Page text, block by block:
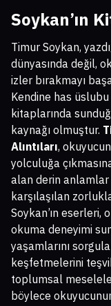
Soykan’ın
Timur Soykan,
dünyasında değil,
izler bırakmayı
Kendine has
kitaplarında
kaynağı olmuştur.
Alıntıları,
yolculuğa
alan derin
karşılaşılan
Soykan’ın
okuma deneyimi
yaşamlarını
keşfetmelerini
toplumsal
böylece